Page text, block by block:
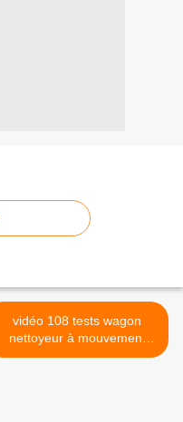
vidéo 108 tests wagon
nettoyeur à mouvement
orbital >